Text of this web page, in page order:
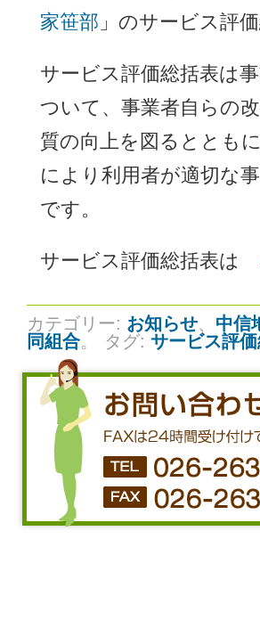
家笹部 」のサービス評
サービス評価総括表は
ついて、事業者自らの
質の向上を図るととも
により利用者が適切な
です。
サービス評価総括表は
カテゴリー: お知らせ、 中信
同組合。 タグ: サービス評